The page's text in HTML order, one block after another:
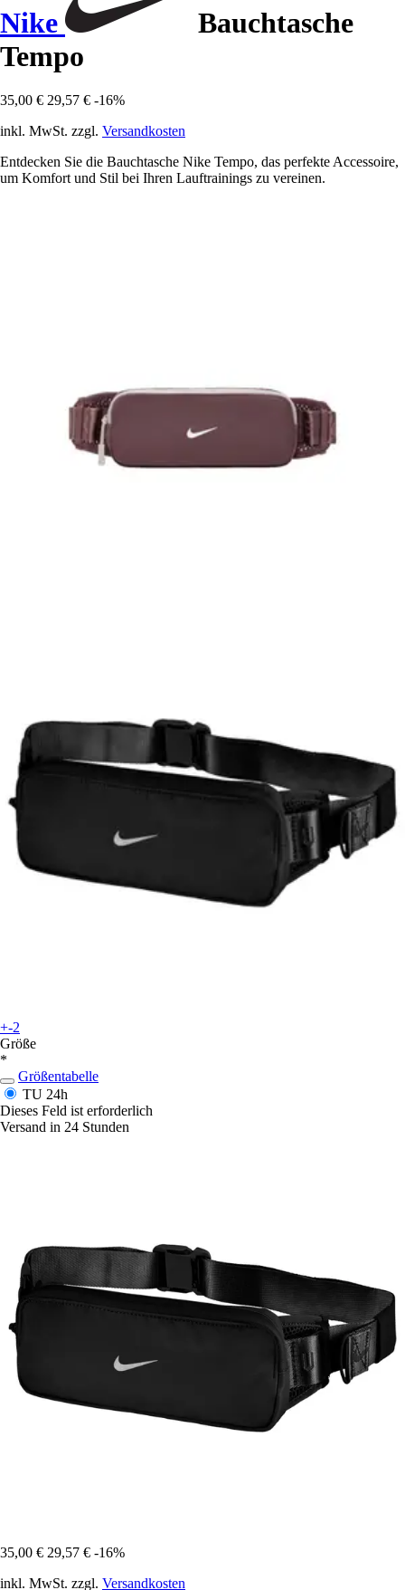
Nike
Bauchtasche
Tempo
35,00 € 29,57 € -16%
inkl. MwSt. zzgl. Versandkosten
Entdecken Sie die Bauchtasche Nike Tempo, das perfekte Accessoire,
um Komfort und Stil bei Ihren Lauftrainings zu vereinen.
+-2
Größe
*
Größentabelle
TU 24h
Dieses Feld ist erforderlich
Versand in 24 Stunden
35,00 € 29,57 € -16%
inkl. MwSt. zzgl. Versandkosten